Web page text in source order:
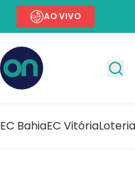
AO VIVO
EC BahiaEC Vitória